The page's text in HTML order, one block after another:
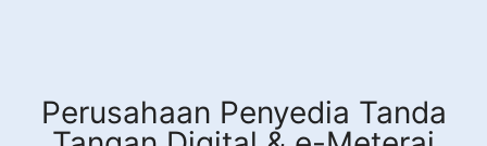
Perusahaan Penyedia Tanda